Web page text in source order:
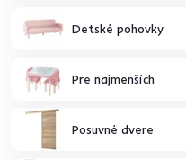
Detské pohovky
Pre najmenších
Posuvné dvere